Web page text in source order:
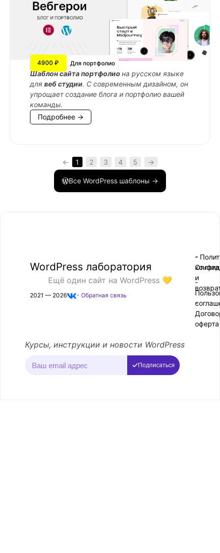
4900 ₽ Для портфолио
Шаблон сайта портфолио на русском языке
для веб студии. С современным дизайном, он
упрощает создание блога и портфолио вашей
команды.
Подробнее →
← 1 2 3 4 5 →
Все WordPress шаблоны →
WordPress лаборатория
Ещё один сайт на WordPress 💛
2021 — 2026 - Обратная связь
-
-
-
Оплата
и
-
оферта
Курсы, инструкции и новости WordPress
Подписаться